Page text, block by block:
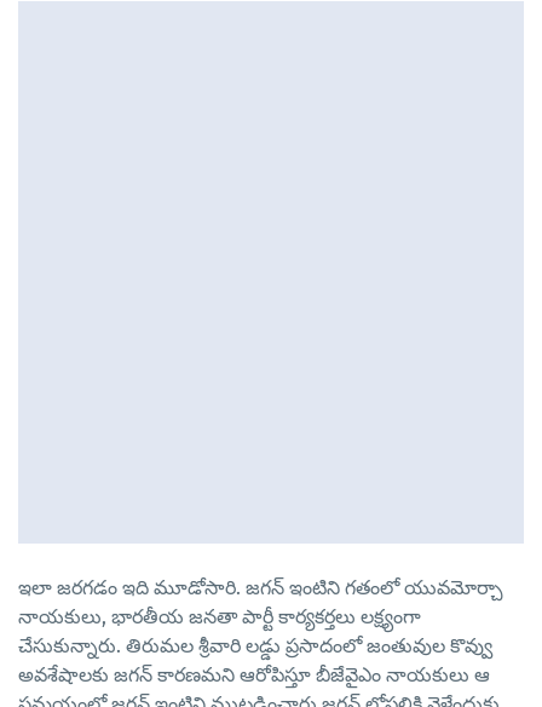
ఇలా జరగడం ఇది మూడోసారి. జగన్ ఇంటిని గతంలో యువమోర్చా
నాయకులు, భారతీయ జనతా పార్టీ కార్యకర్తలు లక్ష్యంగా
చేసుకున్నారు. తిరుమల శ్రీవారి లడ్డు ప్రసాదంలో జంతువుల కొవ్వు
అవశేషాలకు జగన్ కారణమని ఆరోపిస్తూ బీజేవైఎం నాయకులు ఆ